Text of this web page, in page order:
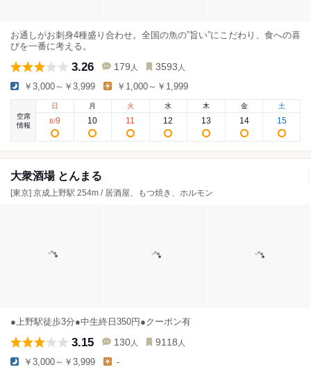
お通しがお刺身4種盛り合わせ。全国の魚の”旨い”にこだわり、食への喜
びを一番に考える。
3.26 179 人 3593 人
￥3,000～￥3,999 ￥1,000～￥1,999
空席
情報
日
8/9
月
10
火
11
水
12
木
13
金
14
土
15
大衆酒場 とんまる
[東京] 京成上野駅 254m / 居酒屋、もつ焼き、ホルモン
●上野駅徒歩3分●中生終日350円●クーポン有
3.15 130 人 9118 人
￥3,000～￥3,999 -